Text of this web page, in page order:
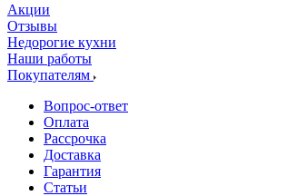
Акции
Отзывы
Недорогие кухни
Наши работы
Покупателям
Вопрос-ответ
Оплата
Рассрочка
Доставка
Гарантия
Статьи